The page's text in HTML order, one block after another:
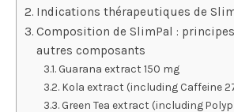
Indications thérapeutiques de
Composition de SlimPal :
autres composants
Guarana extract 150 mg
Kola extract (including Caffeine
Green Tea extract (including